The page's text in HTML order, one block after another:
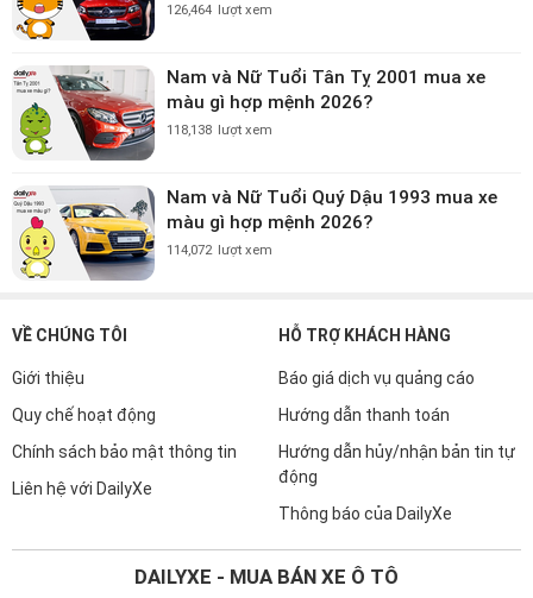
126,464 lượt xem
Nam và Nữ Tuổi Tân Tỵ 2001 mua xe
màu gì hợp mệnh 2026?
118,138 lượt xem
Nam và Nữ Tuổi Quý Dậu 1993 mua xe
màu gì hợp mệnh 2026?
114,072 lượt xem
VỀ CHÚNG TÔI
Giới thiệu
Quy chế hoạt động
Chính sách bảo mật thông tin
Liên hệ với DailyXe
HỖ TRỢ KHÁCH HÀNG
Báo giá dịch vụ quảng cáo
Hướng dẫn thanh toán
Hướng dẫn hủy/nhận bản tin tự
động
Thông báo của DailyXe
DAILYXE - MUA BÁN XE Ô TÔ